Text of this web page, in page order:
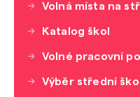
Volná místa na
Katalog škol
Volné pracovní
Výběr střední